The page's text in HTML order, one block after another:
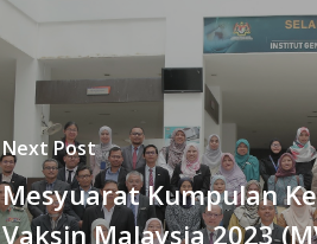
Next Post
Mesyuarat Kumpulan
Vaksin Malaysia 2023